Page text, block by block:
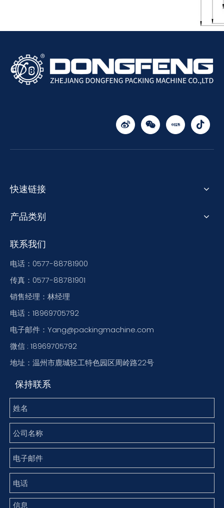
快速链接
产品类别
联系我们
电话：0577-88781900
传真：0577-88781901
销售经理：林经理
电话：18969705792
电子邮件：Yang@packingmachine.com
微信 : 18969705792
地址：温州市鹿城轻工特色园区周岭路22号
保持联系